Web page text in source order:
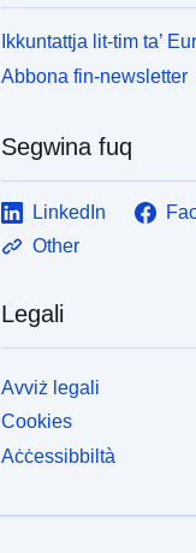
Ikkuntattja lit-tim ta’
Abbona fin-newsletter
Segwina fuq
LinkedIn
Other
Legali
Avviż legali
Cookies
Aċċessibbiltà